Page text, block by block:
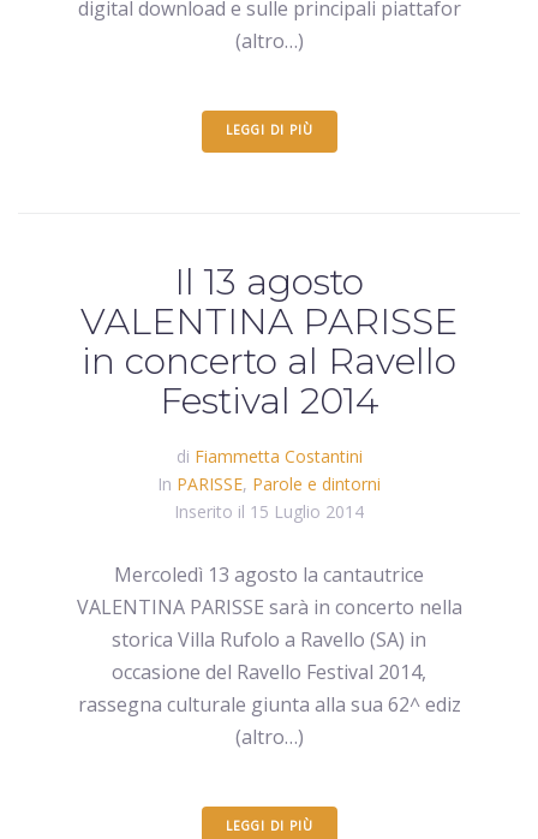
digital download e sulle principali piattafor
(altro…)
LEGGI DI PIÙ
Il 13 agosto
VALENTINA PARISSE
in concerto al Ravello
Festival 2014
di Fiammetta Costantini
In PARISSE, Parole e dintorni
Inserito il 15 Luglio 2014
Mercoledì 13 agosto la cantautrice
VALENTINA PARISSE sarà in concerto nella
storica Villa Rufolo a Ravello (SA) in
occasione del Ravello Festival 2014,
rassegna culturale giunta alla sua 62^ ediz
(altro…)
LEGGI DI PIÙ